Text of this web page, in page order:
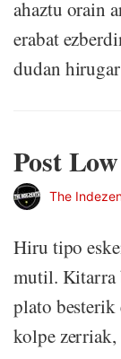
ahaztu orain
erabat
dudan
Post Low
The
Hiru tipo
mutil. Kitarra
plato
kolpe